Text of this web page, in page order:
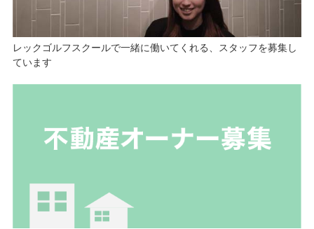
レックゴルフスクールで一緒に働いてくれる、スタッフを募集し
ています